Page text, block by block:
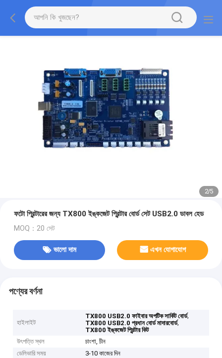
2/5
ফটো প্রিন্টারের জন্য TX800 ইঙ্কজেট প্রিন্টার বোর্ড সেট USB2.0 ডাবল হেড
MOQ：20 সেট
ভালো দাম এখন যোগাযোগ
পণ্যের বর্ণনা
হাইলাইট
TX800 USB2.0 ফাইবার অপটিক সার্কিট বোর্ড,
TX800 USB2.0 প্রধান বোর্ড মাদারবোর্ড,
TX800 ইঙ্কজেট প্রিন্টার কিট
উৎপত্তি স্থল
চাংশা, চীন
ডেলিভারি সময়
3-10 কাজের দিন